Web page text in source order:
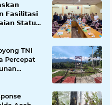
𝗦𝘁𝗮𝘁𝘂𝘀
𝗣𝗮𝗱𝗮𝗻𝗴
TNI
Percepat